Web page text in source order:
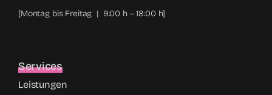
[Montag bis Freitag | 9:00 h – 18:00 h]
Services
Leistungen